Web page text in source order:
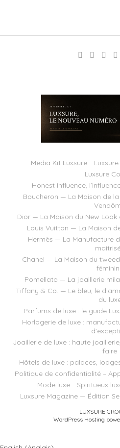
Media Kit Luxsure Luxsure
Luxsure
Honest Influence,
Boucheron — La Maison de
Dior — La Maison du New
Louis Vuitton — La Maison
Hermès — La Manufacture
Chanel — La Maison du
Pomellato — La joaillerie
Tiffany & Co. — Le bleu, le
du
Parfums de luxe : le guide
Horlogerie de luxe :
Joaillerie de luxe : haute
faire
Hôtels de luxe : palaces,
Politique de confidentialité –
Mode luxe
Spiritueux
Luxsure Magazine — Édition
LUXSURE
WordPress Hosting